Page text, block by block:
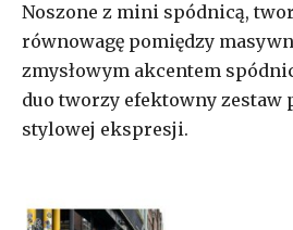
Noszone z mini spódnicą,
równowagę pomiędzy
zmysłowym akcentem
duo tworzy efektowny zestaw
stylowej ekspresji.